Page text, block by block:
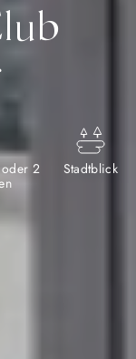
oder 2
Stadtblick